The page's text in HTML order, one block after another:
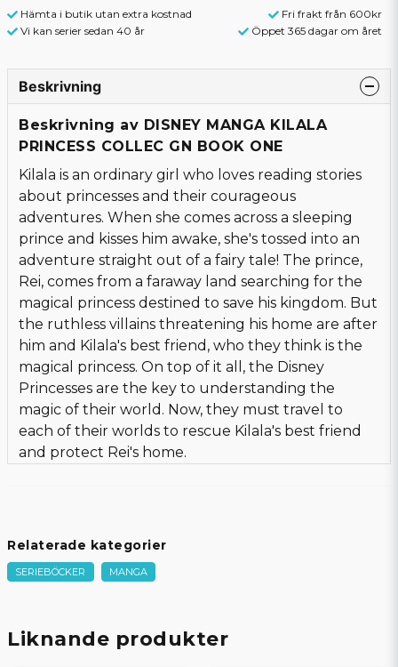
Hämta i butik utan extra kostnad
Fri frakt från 600kr
Vi kan serier sedan 40 år
Öppet 365 dagar om året
Beskrivning
Beskrivning av DISNEY MANGA KILALA
PRINCESS COLLEC GN BOOK ONE
Kilala is an ordinary girl who loves reading stories
about princesses and their courageous
adventures. When she comes across a sleeping
prince and kisses him awake, she's tossed into an
adventure straight out of a fairy tale! The prince,
Rei, comes from a faraway land searching for the
magical princess destined to save his kingdom. But
the ruthless villains threatening his home are after
him and Kilala's best friend, who they think is the
magical princess. On top of it all, the Disney
Princesses are the key to understanding the
magic of their world. Now, they must travel to
each of their worlds to rescue Kilala's best friend
and protect Rei's home.
Relaterade kategorier
SERIEBÖCKER MANGA
Liknande produkter